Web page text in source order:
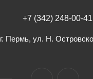
+7 (342) 248-00-41
г. Пермь, ул. Н.